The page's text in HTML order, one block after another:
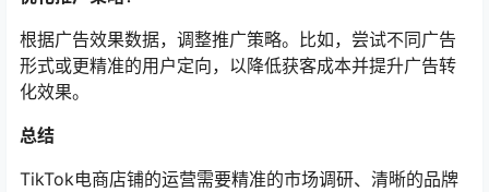
根据广告效果数据，调整推广策略。比如，尝试不同广告
形式或更精准的用户定向，以降低获客成本并提升广告转
化效果。
总结
TikTok电商店铺的运营需要精准的市场调研、清晰的品牌